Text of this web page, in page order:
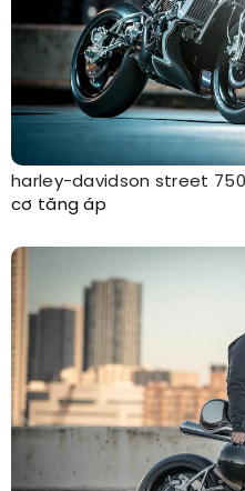
harley-davidson street
cơ tăng áp